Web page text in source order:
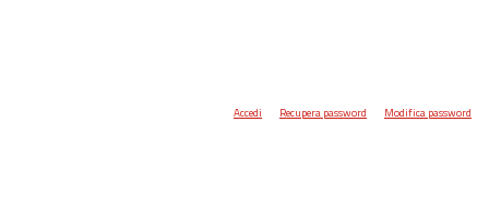
Accedi Recupera password Modifica password